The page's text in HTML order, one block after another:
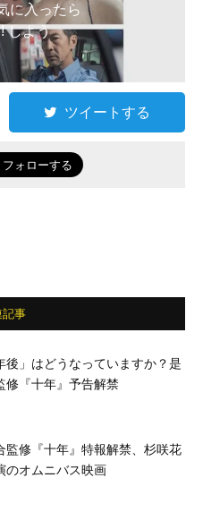
に入ったら
しよう
ツイートする
記事
後」はどうなっていますか？是
修『十年』予告解禁
監修『十年』特報解禁、杉咲花
のオムニバス映画